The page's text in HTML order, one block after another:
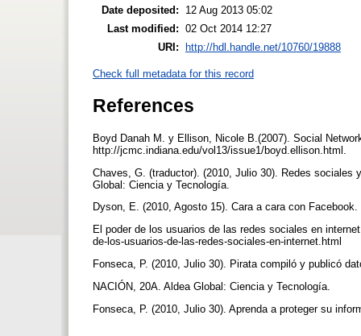
Date deposited:
12 Aug 2013 05:02
Last modified: 02 Oct 2014 12:27
URI:
http://hdl.handle.net/10760/19888
Check full metadata for this record
References
Boyd Danah M. y Ellison, Nicole B.(2007). Social
http://jcmc.indiana.edu/vol13/issue1/boyd.ellison.html.
Chaves, G. (traductor). (2010, Julio 30). Redes
Global: Ciencia y Tecnología.
Dyson, E. (2010, Agosto 15). Cara a cara con
El poder de los usuarios de las redes sociales en
de-los-usuarios-de-las-redes-sociales-en-internet.html
Fonseca, P. (2010, Julio 30). Pirata compiló y publicó
NACIÓN, 20A. Aldea Global: Ciencia y Tecnología.
Fonseca, P. (2010, Julio 30). Aprenda a proteger su